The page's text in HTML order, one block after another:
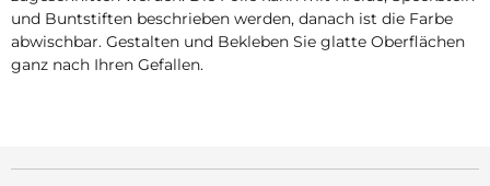
und Buntstiften beschrieben werden, danach ist die Farbe
abwischbar. Gestalten und Bekleben Sie glatte Oberflächen
ganz nach Ihren Gefallen.